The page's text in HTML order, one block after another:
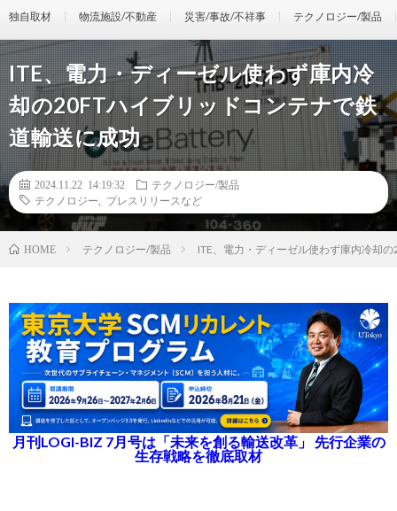
独自取材 物流施設/不動産 災害/事故/不祥事 テクノロジー/製品
ITE、電力・ディーゼル使わず庫内冷
却の20FTハイブリッドコンテナで鉄
道輸送に成功
2024.11.22 14:19:32
テクノロジー/製品
テクノロジー
プレスリリースなど
HOME テクノロジー/製品 ITE、電力・ディーゼル使わず庫内冷却
月刊LOGI-BIZ 7月号は「未来を創る輸送改革」 先行企業の
生存戦略を徹底取材